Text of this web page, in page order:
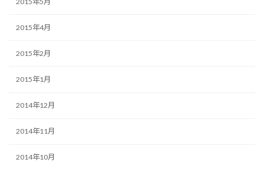
2015年4月
2015年2月
2015年1月
2014年12月
2014年11月
2014年10月